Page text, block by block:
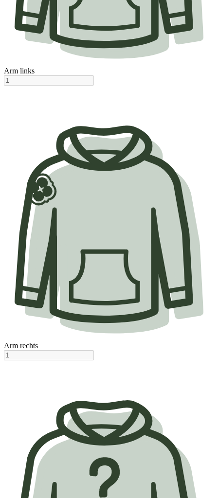
Arm links
Arm rechts